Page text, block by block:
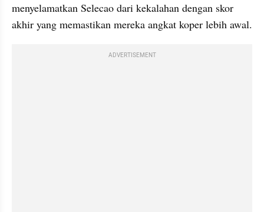
menyelamatkan Selecao dari kekalahan dengan skor
akhir yang memastikan mereka angkat koper lebih awal.
ADVERTISEMENT